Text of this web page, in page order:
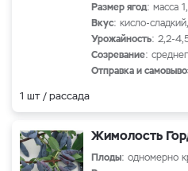
Размер ягод: масса
Вкус: кисло-
Урожайность: 2,2-
Созревание:
Отправка и
1 шт / рассада
Жимолость
Плоды: одномерно